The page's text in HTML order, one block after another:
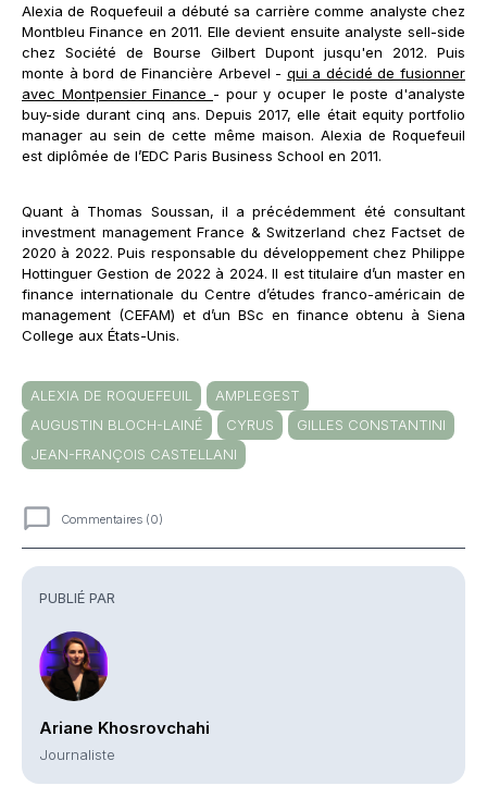
PUBLIÉ PAR
Ariane Khosrovchahi
Journaliste
Alexia de Roquefeuil a débuté sa carrière comme analyste chez
Montbleu Finance en 2011. Elle devient ensuite analyste sell-side
chez Société de Bourse Gilbert Dupont jusqu'en 2012. Puis
monte à bord de Financière Arbevel - qui a décidé de fusionner
avec Montpensier Finance - pour y ocuper le poste d'analyste
buy-side durant cinq ans. Depuis 2017, elle était equity portfolio
manager au sein de cette même maison. Alexia de Roquefeuil
est diplômée de l’EDC Paris Business School en 2011.
Quant à Thomas Soussan, il a précédemment été consultant
investment management France & Switzerland chez Factset de
2020 à 2022. Puis responsable du développement chez Philippe
Hottinguer Gestion de 2022 à 2024. Il est titulaire d’un master en
finance internationale du Centre d’études franco-américain de
management (CEFAM) et d’un BSc en finance obtenu à Siena
College aux États-Unis.
ALEXIA DE ROQUEFEUIL
AMPLEGEST
AUGUSTIN BLOCH-LAINÉ
CYRUS
GILLES CONSTANTINI
JEAN-FRANÇOIS CASTELLANI
Commentaires (0)